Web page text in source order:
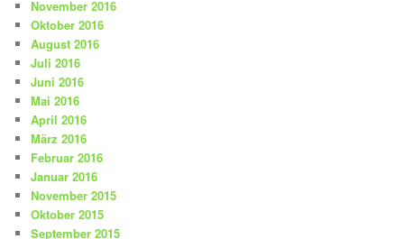
November 2016
Oktober 2016
August 2016
Juli 2016
Juni 2016
Mai 2016
April 2016
März 2016
Februar 2016
Januar 2016
November 2015
Oktober 2015
September 2015